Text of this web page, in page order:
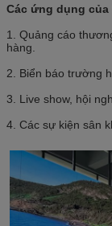
Các ứng dụng
1. Quảng cáo
hàng.
2. Biển báo trường
3. Live show, hội
4. Các sự kiện sân